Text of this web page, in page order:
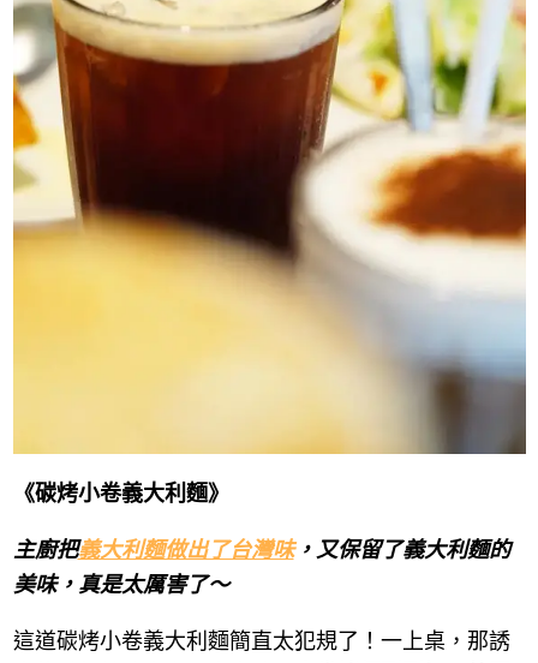
《碳烤小卷義大利麵》
主廚把義大利麵做出了台灣味，又保留了義大利麵的
美味，真是太厲害了～
這道碳烤小卷義大利麵簡直太犯規了！一上桌，那誘